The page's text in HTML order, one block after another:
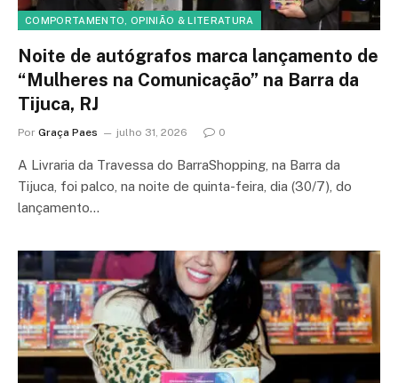
COMPORTAMENTO, OPINIÃO & LITERATURA
Noite de autógrafos marca lançamento de
“Mulheres na Comunicação” na Barra da
Tijuca, RJ
Por Graça Paes julho 31, 2026 0
A Livraria da Travessa do BarraShopping, na Barra da
Tijuca, foi palco, na noite de quinta-feira, dia (30/7), do
lançamento…